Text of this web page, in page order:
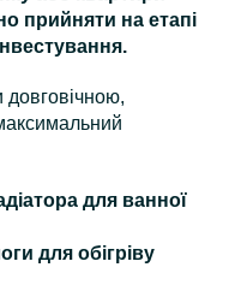
прийняти на етапі
для ванної
для обігріву